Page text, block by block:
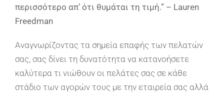
περισσότερο απ’ ότι θυμάται τη τιμή.” – Lauren
Freedman
Αναγνωρίζοντας τα σημεία επαφής των πελατών
σας, σας δίνει τη δυνατότητα να κατανοήσετε
καλύτερα τι νιώθουν οι πελάτες σας σε κάθε
στάδιο των αγορών τους με την εταιρεία σας αλλά